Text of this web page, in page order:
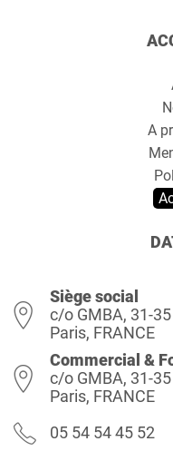
A
Siège social
c/o GMBA, 31-
Paris, FRANCE
Commercial &
c/o GMBA, 31-
Paris, FRANCE
05 54 54 45 52